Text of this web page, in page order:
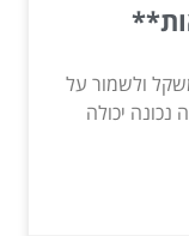
ולשמור על
יכולה